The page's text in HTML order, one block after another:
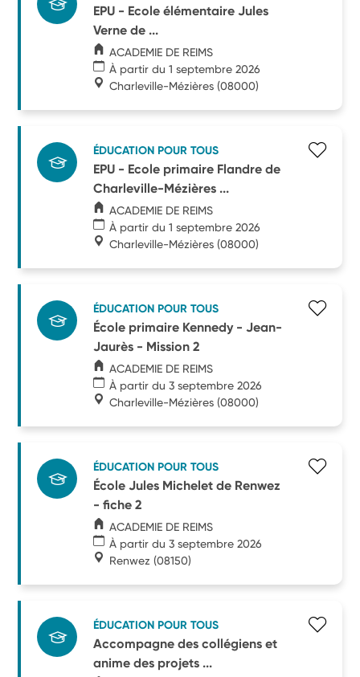
EPU - Ecole élémentaire Jules
Verne de ...
ACADEMIE DE REIMS
À partir du 1 septembre 2026
Charleville-Mézières (08000)
ÉDUCATION POUR TOUS
EPU - Ecole primaire Flandre de
Charleville-Mézières ...
ACADEMIE DE REIMS
À partir du 1 septembre 2026
Charleville-Mézières (08000)
ÉDUCATION POUR TOUS
École primaire Kennedy - Jean-
Jaurès - Mission 2
ACADEMIE DE REIMS
À partir du 3 septembre 2026
Charleville-Mézières (08000)
ÉDUCATION POUR TOUS
École Jules Michelet de Renwez
- fiche 2
ACADEMIE DE REIMS
À partir du 3 septembre 2026
Renwez (08150)
ÉDUCATION POUR TOUS
Accompagne des collégiens et
anime des projets ...